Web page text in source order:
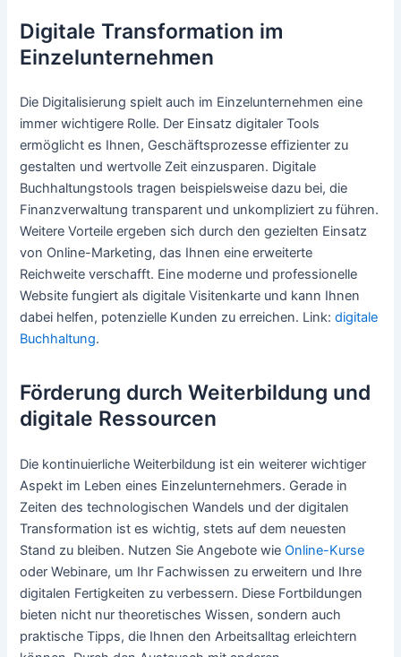
Digitale Transformation im
Einzelunternehmen
Die Digitalisierung spielt auch im Einzelunternehmen eine
immer wichtigere Rolle. Der Einsatz digitaler Tools
ermöglicht es Ihnen, Geschäftsprozesse effizienter zu
gestalten und wertvolle Zeit einzusparen. Digitale
Buchhaltungstools tragen beispielsweise dazu bei, die
Finanzverwaltung transparent und unkompliziert zu führen.
Weitere Vorteile ergeben sich durch den gezielten Einsatz
von Online-Marketing, das Ihnen eine erweiterte
Reichweite verschafft. Eine moderne und professionelle
Website fungiert als digitale Visitenkarte und kann Ihnen
dabei helfen, potenzielle Kunden zu erreichen. Link:digitale
Buchhaltung.
Förderung durch Weiterbildung und
digitale Ressourcen
Die kontinuierliche Weiterbildung ist ein weiterer wichtiger
Aspekt im Leben eines Einzelunternehmers. Gerade in
Zeiten des technologischen Wandels und der digitalen
Transformation ist es wichtig, stets auf dem neuesten
Stand zu bleiben. Nutzen Sie Angebote wieOnline-Kurse
oder Webinare, um Ihr Fachwissen zu erweitern und Ihre
digitalen Fertigkeiten zu verbessern. Diese Fortbildungen
bieten nicht nur theoretisches Wissen, sondern auch
praktische Tipps, die Ihnen den Arbeitsalltag erleichtern